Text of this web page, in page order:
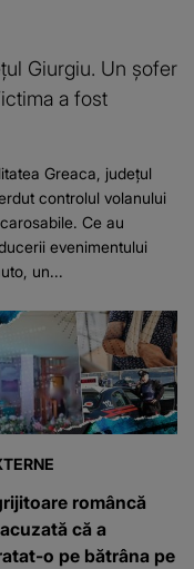
Giurgiu. Un șofer
a fost
Greaca, județul
controlul volanului
Ce au
evenimentului
un...
româncă
că a
o pe bătrâna pe